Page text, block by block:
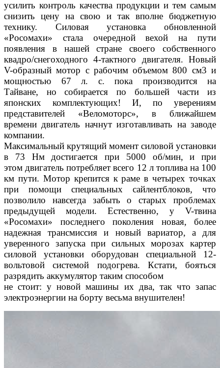
усилить контроль качества продукции и тем самым
снизить цену на свою и так вполне бюджетную
технику. Силовая установка обновленной
«Росомахи» стала очередной вехой на пути
появления в нашей стране своего собственного
квадро/снегоходного 4-тактного двигателя. Новый
V-образный мотор с рабочим объемом 800 см3 и
мощностью 67 л. с. пока производится на
Тайване, но собирается по большей части из
японских комплектующих! И, по уверениям
представителей «Веломоторс», в ближайшем
времени двигатель начнут изготавливать на заводе
компании.
Максимальный крутящий момент силовой установки
в 73 Нм достигается при 5000 об/мин, и при
этом двигатель потребляет всего 12 л топлива на 100
км пути. Мотор крепится к раме в четырех точках
при помощи специальных сайлентблоков, что
позволило навсегда забыть о старых проблемах
предыдущей модели. Естественно, у V-твина
«Росомахи» последнего поколения новая, более
надежная трансмиссия и новый вариатор, а для
уверенного запуска при сильных морозах картер
силовой установки оборудован специальной 12-
вольтовой системой подогрева. Кстати, бояться
разрядить аккумулятор таким способом
не стоит: у новой машины их два, так что запас
электроэнергии на борту весьма внушителен!